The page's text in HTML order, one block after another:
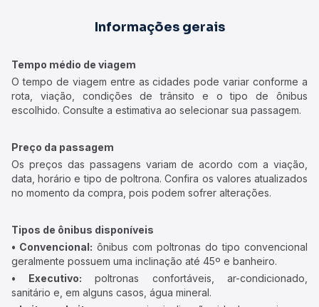
Informações gerais
Tempo médio de viagem
O tempo de viagem entre as cidades pode variar conforme a
rota, viação, condições de trânsito e o tipo de ônibus
escolhido. Consulte a estimativa ao selecionar sua passagem.
Preço da passagem
Os preços das passagens variam de acordo com a viação,
data, horário e tipo de poltrona. Confira os valores atualizados
no momento da compra, pois podem sofrer alterações.
Tipos de ônibus disponíveis
• Convencional: ônibus com poltronas do tipo convencional
geralmente possuem uma inclinação até 45º e banheiro.
• Executivo: poltronas confortáveis, ar-condicionado,
sanitário e, em alguns casos, água mineral.